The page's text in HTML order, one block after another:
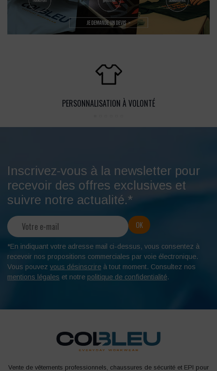
PERSONNALISATION À VOLONTÉ
Inscrivez-vous à la newsletter pour
recevoir des offres exclusives et
suivre notre actualité.*
*En indiquant votre adresse mail ci-dessus, vous consentez à
recevoir nos propositions commerciales par voie électronique.
Vous pouvez vous désinscrire à tout moment. Consultez nos
mentions légales et notre politique de confidentialité.
Vente de vêtements professionnels, chaussures de sécurité et EPI pour